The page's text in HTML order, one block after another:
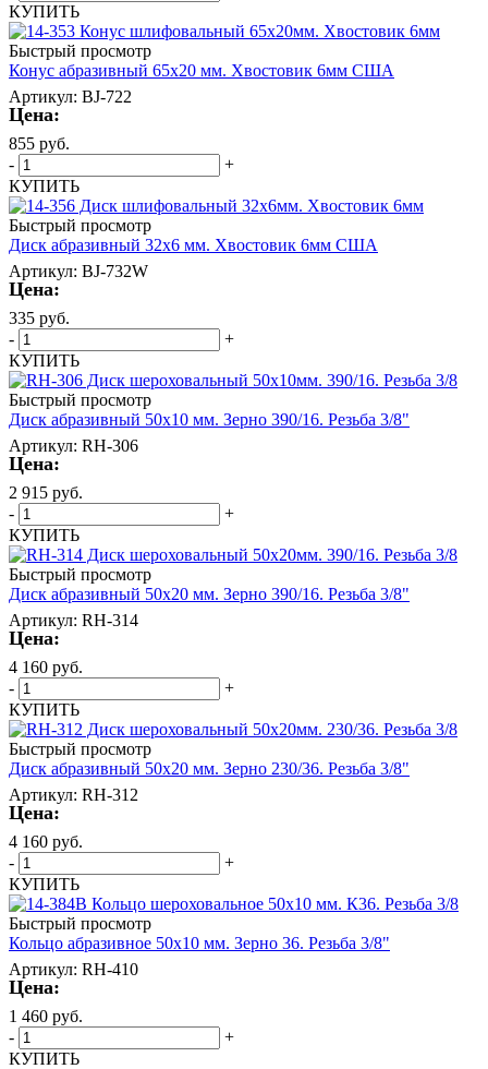
КУПИТЬ
Быстрый просмотр
Конус абразивный 65х20 мм. Хвостовик 6мм США
Артикул: BJ-722
Цена:
855 руб.
-
+
КУПИТЬ
Быстрый просмотр
Диск абразивный 32х6 мм. Хвостовик 6мм США
Артикул: BJ-732W
Цена:
335 руб.
-
+
КУПИТЬ
Быстрый просмотр
Диск абразивный 50х10 мм. Зерно 390/16. Резьба 3/8"
Артикул: RH-306
Цена:
2 915 руб.
-
+
КУПИТЬ
Быстрый просмотр
Диск абразивный 50х20 мм. Зерно 390/16. Резьба 3/8"
Артикул: RH-314
Цена:
4 160 руб.
-
+
КУПИТЬ
Быстрый просмотр
Диск абразивный 50х20 мм. Зерно 230/36. Резьба 3/8"
Артикул: RH-312
Цена:
4 160 руб.
-
+
КУПИТЬ
Быстрый просмотр
Кольцо абразивное 50х10 мм. Зерно 36. Резьба 3/8"
Артикул: RH-410
Цена:
1 460 руб.
-
+
КУПИТЬ